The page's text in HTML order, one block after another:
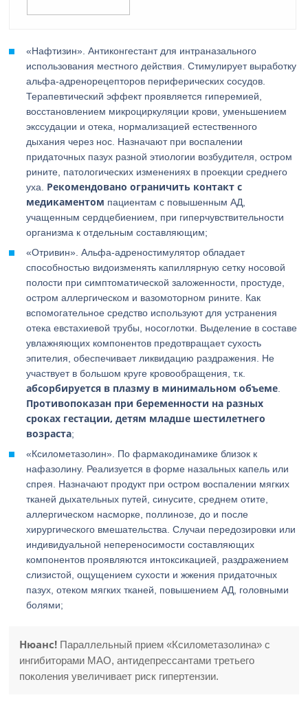
«Нафтизин». Антиконгестант для интраназального
использования местного действия. Стимулирует выработку
альфа-адренорецепторов периферических сосудов.
Терапевтический эффект проявляется гиперемией,
восстановлением микроциркуляции крови, уменьшением
экссудации и отека, нормализацией естественного
дыхания через нос. Назначают при воспалении
придаточных пазух разной этиологии возбудителя, остром
рините, патологических изменениях в проекции среднего
уха. Рекомендовано ограничить контакт с
медикаментом пациентам с повышенным АД,
учащенным сердцебиением, при гиперчувствительности
организма к отдельным составляющим;
«Отривин». Альфа-адреностимулятор обладает
способностью видоизменять капиллярную сетку носовой
полости при симптоматической заложенности, простуде,
остром аллергическом и вазомоторном рините. Как
вспомогательное средство используют для устранения
отека евстахиевой трубы, носоглотки. Выделение в составе
увлажняющих компонентов предотвращает сухость
эпителия, обеспечивает ликвидацию раздражения. Не
участвует в большом круге кровообращения, т.к.
абсорбируется в плазму в минимальном объеме
Противопоказан при беременности на разных
сроках гестации, детям младше шестилетнего
возраста;
«Ксилометазолин». По фармакодинамике близок к
нафазолину. Реализуется в форме назальных капель или
спрея. Назначают продукт при остром воспалении мягких
тканей дыхательных путей, синусите, среднем отите,
аллергическом насморке, поллинозе, до и после
хирургического вмешательства. Случаи передозировки или
индивидуальной непереносимости составляющих
компонентов проявляются интоксикацией, раздражением
слизистой, ощущением сухости и жжения придаточных
пазух, отеком мягких тканей, повышением АД, головными
болями;
Нюанс! Параллельный прием «Ксилометазолина» с
ингибиторами МАО, антидепрессантами третьего
поколения увеличивает риск гипертензии.